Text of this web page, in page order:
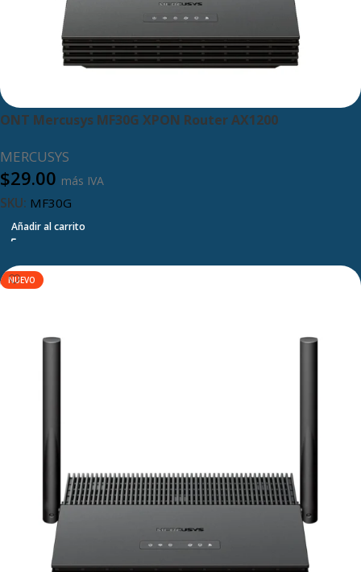
ONT Mercusys MF30G XPON Router AX1200
MERCUSYS
$29.00 más IVA
SKU: MF30G
Añadir al carrito
NUEVO